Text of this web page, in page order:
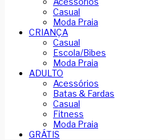
Casual
Moda Praia
CRIANÇA
Casual
Escola/Bibes
Moda Praia
ADULTO
Acessórios
Batas & Fardas
Casual
Fitness
Moda Praia
GRÁTIS